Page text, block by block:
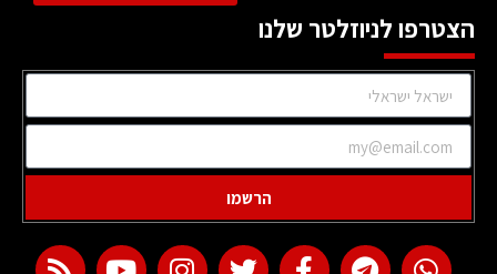
הצטרפו לניוזלטר שלנו
הרשמו